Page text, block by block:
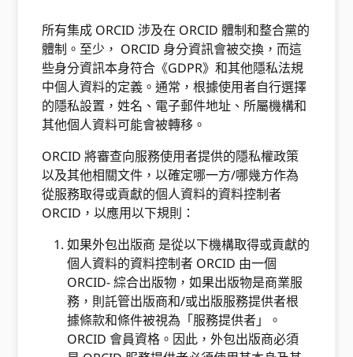
所有集成 ORCID 涉及在 ORCID 體制和整合黨的
體制。至少， ORCID 身分資訊會被交換，而這
些身分資訊本身符合《GDPR》和其他隱私法規
中個人資料的定義。通常，根據使用者自行選擇
的隱私設置，姓名、電子郵件地址、所屬機構和
其他個人資料可能會被轉移。
ORCID 將審查向服務使用者提供的隱私權政策
以及其他相關文件，以確定哪一方/哪幾方作為
從服務取得或貢獻的個人資料的資料控制者
ORCID，以應用以下規則：
如果外包出版商 是從以下機構取得或貢獻的
個人資料的資料控制者 ORCID 由一個
ORCID- 綜合出版物，如果出版物是商業服
務，則託管出版商和/或出版服務提供者根
據條款和條件被視為「服務提供者」。
ORCID 會員資格。因此，外包出版商必須